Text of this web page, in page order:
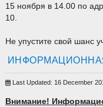
15 ноября в 14.00 по
10.
Не упустите свой шанс
Last Updated: 16 December
Внимание!